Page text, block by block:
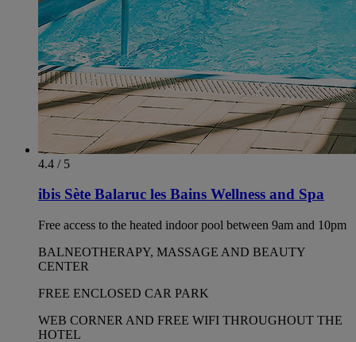
4.4 / 5
ibis Sète Balaruc les Bains Wellness and Spa
Free access to the heated indoor pool between 9am and 10pm
BALNEOTHERAPY, MASSAGE AND BEAUTY
CENTER
FREE ENCLOSED CAR PARK
WEB CORNER AND FREE WIFI THROUGHOUT THE
HOTEL